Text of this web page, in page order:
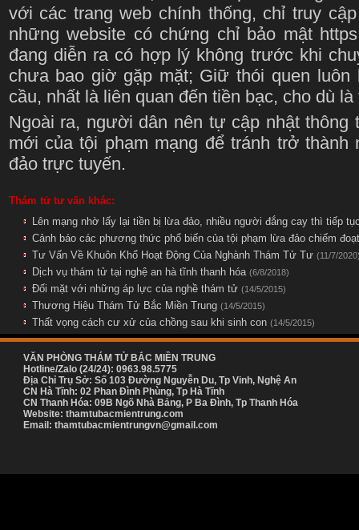
với các trang web chính thống, chỉ truy
những website có chứng chỉ bảo mật
đang diễn ra có hợp lý không trước khi
chưa bao giờ gặp mặt; Giữ thói quen luôn
cầu, nhất là liên quan đến tiền bạc, cho dù
Ngoài ra, người dân nên tự cập nhật thông
mới của tội phạm mạng để tránh trở
đảo trực tuyến.
Thám tử tư vấn khác:
Lên mạng nhờ lấy lại tiền bị lừa đảo, nhiều người đắng cay thì tiếp
Cảnh báo các phương thức phổ biến của tội phạm lừa đảo chiếm
Tư Vấn Về Khuôn Khổ Hoạt Động Của Nghành Thám Tử Tư (11/7/
Dịch vụ thám tử tại nghệ an hà tĩnh thanh hóa (6/8/2018)
Đối mặt với những áp lực của nghề thám tử (14/5/2015)
Thương Hiệu Thám Tử Bắc Miền Trung (14/5/2015)
Thất vọng cách cư xử của chồng sau khi sinh con (14/5/2015)
VĂN PHÒNG THÁM TỬ BẮC MIỀN TRUNG
Hotline/Zalo (24/24): 0963.98.5775
Địa Chỉ Trụ Sở: Số 103 Đường Nguyễn Du, Tp Vinh, Nghệ An
CN Hà Tĩnh: 02 Phan Đình Phùng, Tp Hà Tĩnh
CN Thanh Hóa: 09B Ngõ Nhà Bảng, P Ba Đình, Tp Thanh Hóa
Website: thamtubacmientrung.com
Email: thamtubacmientrungvn@gmail.com